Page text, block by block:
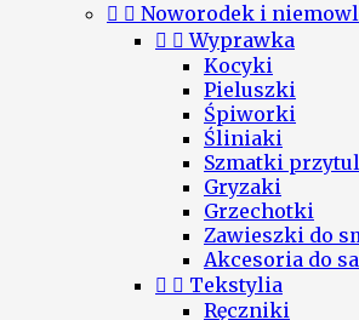
  Noworodek i
  Wyprawka
Kocyki
Pieluszki
Śpiworki
Śliniaki
Szmatki
Gryzaki
Grzechotki
Zawieszki do
Akcesoria do
  Tekstylia
Ręczniki